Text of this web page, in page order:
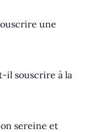
une
il souscrire à la
sereine et